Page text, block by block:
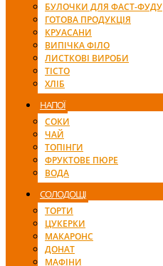
БУЛОЧКИ ДЛЯ ФАСТ-ФУДУ
ГОТОВА ПРОДУКЦІЯ
КРУАСАНИ
ВИПІЧКА ФІЛО
ЛИСТКОВІ ВИРОБИ
ТІСТО
ХЛІБ
НАПОЇ
СОКИ
ЧАЙ
ТОПІНГИ
ФРУКТОВЕ ПЮРЕ
ВОДА
СОЛОДОЩІ
ТОРТИ
ЦУКЕРКИ
МАКАРОНС
ДОНАТ
МАФІНИ